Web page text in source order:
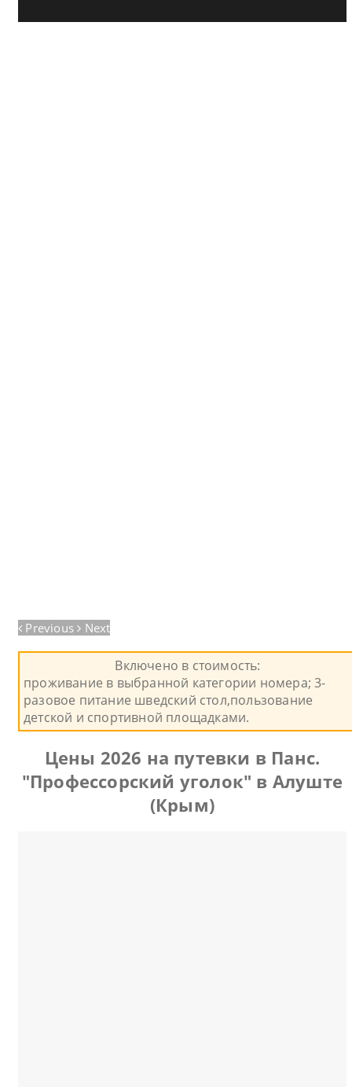
Previous Next
Включено в стоимость:
проживание в выбранной категории номера; 3-
разовое питание шведский стол,пользование
детской и спортивной площадками.
Цены 2026 на путевки в Панс.
"Профессорский уголок" в Алуште
(Крым)